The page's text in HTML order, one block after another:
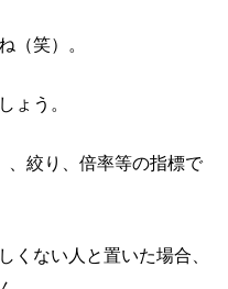
（笑）。
ょう。
、絞り、倍率等の指標で
くない人と置いた場合、